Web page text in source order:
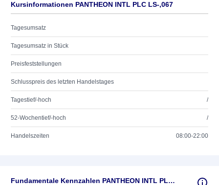
Kursinformationen PANTHEON INTL PLC LS-,067
Tagesumsatz
Tagesumsatz in Stück
Preisfeststellungen
Schlusspreis des letzten Handelstages
Tagestief/-hoch /
52-Wochentief/-hoch /
Handelszeiten 08:00-22:00
Fundamentale Kennzahlen PANTHEON INTL PLC LS-,067